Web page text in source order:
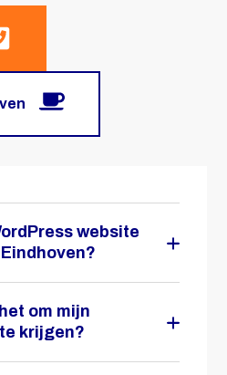
website
om mijn
krijgen?